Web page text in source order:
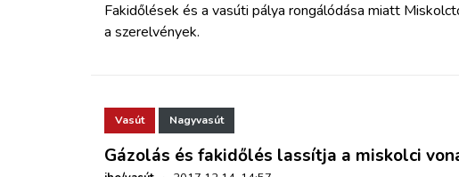
Fakidőlések és a vasúti pálya rongálódása miatt
a szerelvények.
Vasút Nagyvasút
Gázolás és fakidőlés lassítja a miskolci